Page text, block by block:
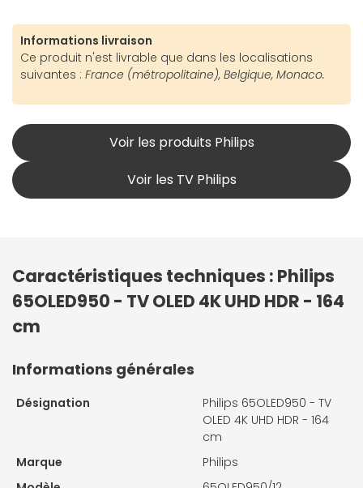
Informations livraison
Ce produit n'est livrable que dans les localisations
suivantes : France (métropolitaine), Belgique, Monaco.
Voir les produits Philips
Voir les TV Philips
Caractéristiques techniques : Philips
65OLED950 - TV OLED 4K UHD HDR - 164
cm
Informations générales
Désignation
Philips 65OLED950 - TV
OLED 4K UHD HDR - 164
cm
Marque
Philips